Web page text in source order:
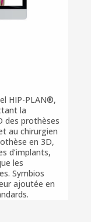
HIP-PLAN®,
la
des prothèses
au chirurgien
en 3D,
d’implants,
les
Symbios
ajoutée en